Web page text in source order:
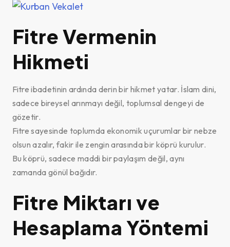
Fitre Vermenin
Hikmeti
Fitre ibadetinin ardında derin bir hikmet yatar. İslam dini,
sadece bireysel arınmayı değil, toplumsal dengeyi de
gözetir.
Fitre sayesinde toplumda ekonomik uçurumlar bir nebze
olsun azalır, fakir ile zengin arasında bir köprü kurulur.
Bu köprü, sadece maddi bir paylaşım değil, aynı
zamanda gönül bağıdır.
Fitre Miktarı ve
Hesaplama Yöntemi